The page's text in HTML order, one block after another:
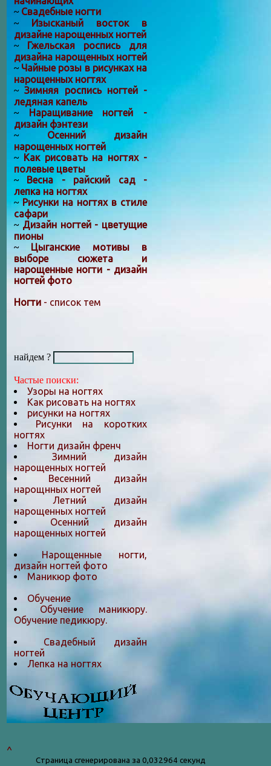
~ Свадебные ногти
~ Изысканый восток в
дизайне нарощенных ногтей
~ Гжельская роспись для
дизайна нарощенных ногтей
~ Чайные розы в рисунках на
нарощенных ногтях
~Зимняя роспись ногтей -
ледяная капель
~ Наращивание ногтей -
дизайн фэнтези
~ Осенний дизайн
нарощенных ногтей
~ Как рисовать на ногтях -
полевые цветы
~ Весна - райский сад -
лепка на ногтях
~Рисунки на ногтях в стиле
сафари
~ Дизайн ногтей - цветущие
пионы
~ Цыганские мотивы в
выборе сюжета и
нарощенные ногти - дизайн
ногтей фото
Ногти - список тем
найдем ?
Частые поиски:
Узоры на ногтях
Как рисовать на ногтях
рисунки на ногтях
Рисунки на коротких
ногтях
Ногти дизайн френч
Зимний дизайн
нарощенных ногтей
Весенний дизайн
нарощнных ногтей
Летний дизайн
нарощенных ногтей
Осенний дизайн
нарощенных ногтей
Нарощенные ногти,
дизайн ногтей фото
Маникюр фото
Обучение
Обучение маникюру.
Обучение педикюру.
Свадебный дизайн
ногтей
Лепка на ногтяx
^
Страница сгенерирована за 0,032964 секунд